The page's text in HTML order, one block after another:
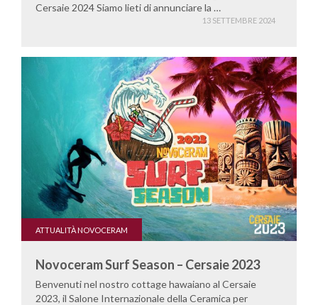
Cersaie 2024 Siamo lieti di annunciare la …
13 SETTEMBRE 2024
ATTUALITÀ NOVOCERAM
Novoceram Surf Season – Cersaie 2023
Benvenuti nel nostro cottage hawaiano al Cersaie
2023, il Salone Internazionale della Ceramica per